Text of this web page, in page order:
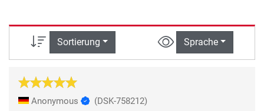
Sortierung Sprache
Anonymous (DSK-758212)